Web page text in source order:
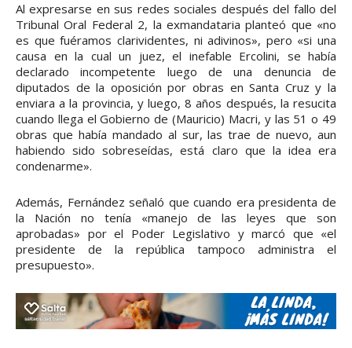
Al expresarse en sus redes sociales después del fallo del
Tribunal Oral Federal 2, la exmandataria planteó que «no
es que fuéramos clarividentes, ni adivinos», pero «si una
causa en la cual un juez, el inefable Ercolini, se había
declarado incompetente luego de una denuncia de
diputados de la oposición por obras en Santa Cruz y la
enviara a la provincia, y luego, 8 años después, la resucita
cuando llega el Gobierno de (Mauricio) Macri, y las 51 o 49
obras que había mandado al sur, las trae de nuevo, aun
habiendo sido sobreseídas, está claro que la idea era
condenarme».
Además, Fernández señaló que cuando era presidenta de
la Nación no tenía «manejo de las leyes que son
aprobadas» por el Poder Legislativo y marcó que «el
presidente de la república tampoco administra el
presupuesto».